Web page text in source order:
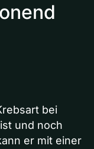
bei
und noch
er mit einer